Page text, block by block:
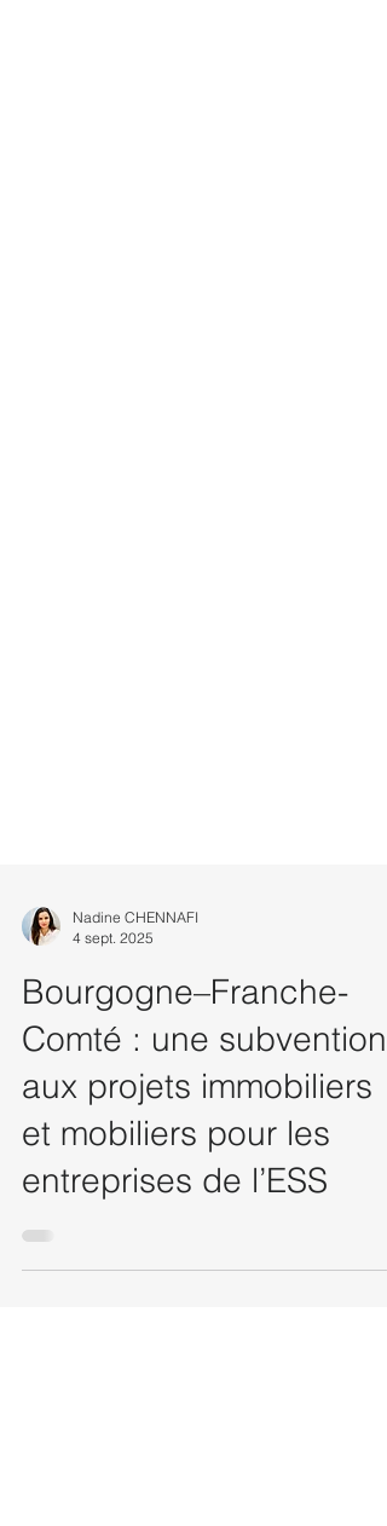
Nadine CHENNAFI
4 sept. 2025
Bourgogne–Franche-
Comté : une subvention
aux projets immobiliers
et mobiliers pour les